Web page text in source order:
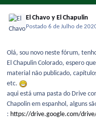
El Chavo y El Chapulin
Postado6 de Julho de
Olá, sou novo neste fórum,
El Chapulin Colorado, espero
material não publicado,
etc.
aqui está uma pasta do Drive
Chapolin em espanhol, alguns
: https://drive.google.com/